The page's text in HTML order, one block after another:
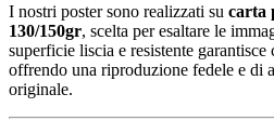
I nostri poster sono realizzati su carta
130/150gr, scelta per esaltare le
superficie liscia e resistente
offrendo una riproduzione fedele e di
originale.